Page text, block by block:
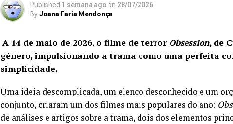
Published 1 semana ago on 28/07/2026
ByJoana Faria Mendonça
A 14 de maio de 2026, o filme de terror Obsession, de
género, impulsionando a trama como uma perfeita
simplicidade.
Uma ideia descomplicada, um elenco desconhecido e um
conjunto, criaram um dos filmes mais populares do ano:
de análises e artigos sobre a trama, dois dos elementos